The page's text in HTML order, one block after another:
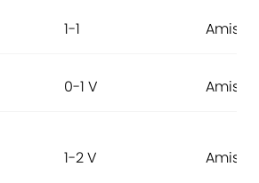
1-1
0-1 V
1-2 V